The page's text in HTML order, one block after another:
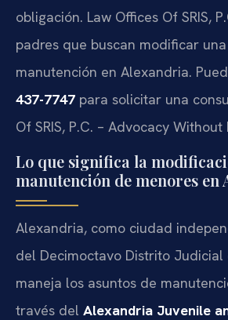
obligación. Law Offices Of SRIS,
padres que buscan modificar
manutención en Alexandria.
437-7747 para solicitar una
Of SRIS, P.C. – Advocacy Without
Lo que significa la
manutención de menores en
Alexandria, como ciudad
del Decimoctavo Distrito Judicial
maneja los asuntos de
través del Alexandria Juvenile